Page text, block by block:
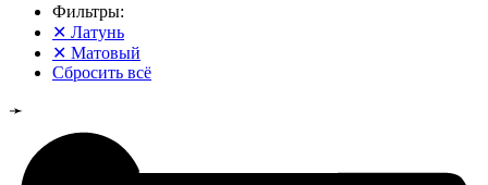
Фильтры:
✕ Латунь
✕ Матовый
Сбросить всё
➛